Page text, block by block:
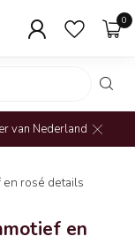
0
van Nederland
rosé details
en